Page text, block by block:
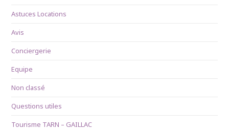
Astuces Locations
Avis
Conciergerie
Equipe
Non classé
Questions utiles
Tourisme TARN – GAILLAC